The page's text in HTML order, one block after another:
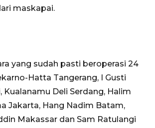
maskapai.
yang sudah pasti beroperasi 24
Hatta Tangerang, I Gusti
Kualanamu Deli Serdang, Halim
Jakarta, Hang Nadim Batam,
Makassar dan Sam Ratulangi